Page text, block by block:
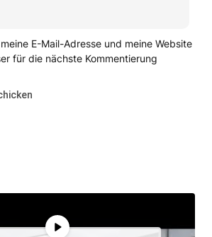
E-Mail-Adresse und meine Website
für die nächste Kommentierung